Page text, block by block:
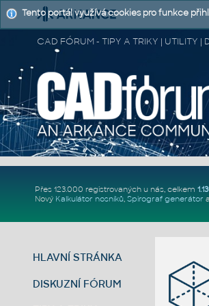
CAD FÓRUM - TIPY A TRIKY | UTILITY
Přes 123.000 registrovaných u nás, celkem
Nový Kalkulátor nosníků, Spirograf generátor a
HLAVNÍ STRÁNKA
DISKUZNÍ FÓRUM
Tento portál využívá cookies pro funkce